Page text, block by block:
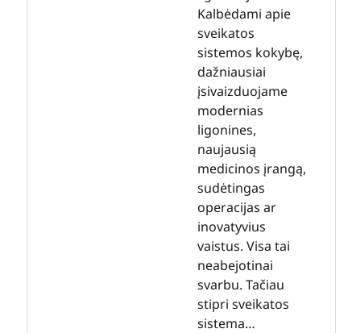
Kalbėdami apie
sveikatos
sistemos kokybę,
dažniausiai
įsivaizduojame
modernias
ligonines,
naujausią
medicinos įrangą,
sudėtingas
operacijas ar
inovatyvius
vaistus. Visa tai
neabejotinai
svarbu. Tačiau
stipri sveikatos
sistema…